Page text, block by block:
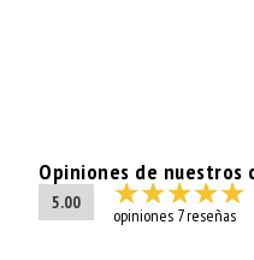
Opiniones de nuestros
5.00
opiniones 7 reseñas